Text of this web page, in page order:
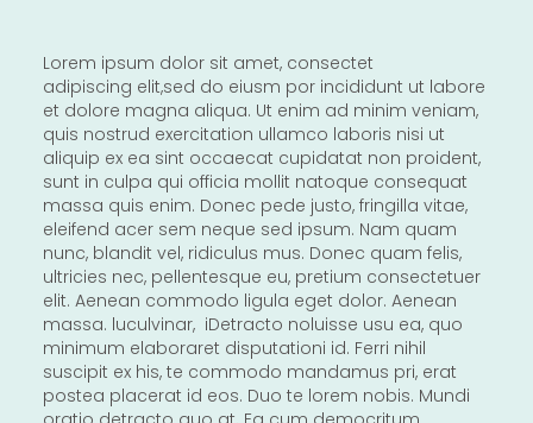
Lorem ipsum dolor sit amet, consectet
adipiscing elit,sed do eiusm por incididunt ut labore
et dolore magna aliqua. Ut enim ad minim veniam,
quis nostrud exercitation ullamco laboris nisi ut
aliquip ex ea sint occaecat cupidatat non proident,
sunt in culpa qui officia mollit natoque consequat
massa quis enim. Donec pede justo, fringilla vitae,
eleifend acer sem neque sed ipsum. Nam quam
nunc, blandit vel, ridiculus mus. Donec quam felis,
ultricies nec, pellentesque eu, pretium consectetuer
elit. Aenean commodo ligula eget dolor. Aenean
massa. luculvinar, iDetracto noluisse usu ea, quo
minimum elaboraret disputationi id. Ferri nihil
suscipit ex his, te commodo mandamus pri, erat
postea placerat id eos. Duo te lorem nobis. Mundi